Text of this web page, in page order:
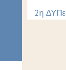
2η ΔΥΠε